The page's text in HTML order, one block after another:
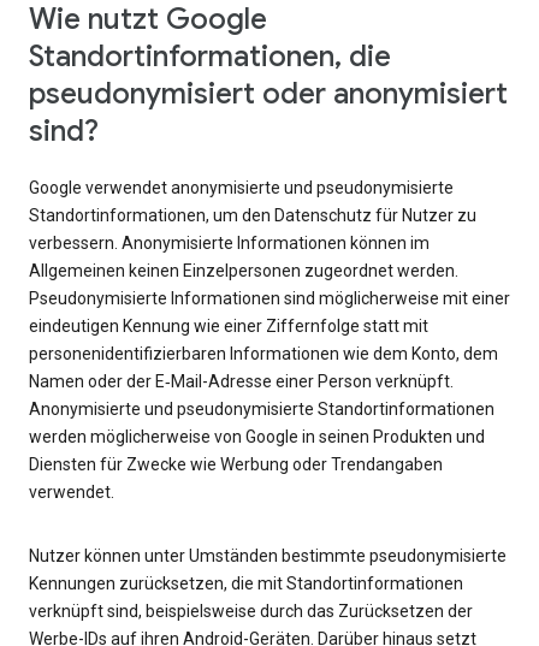
Wie nutzt Google
Standortinformationen, die
pseudonymisiert oder anonymisiert
sind?
Google verwendet anonymisierte und pseudonymisierte
Standortinformationen, um den Datenschutz für Nutzer zu
verbessern. Anonymisierte Informationen können im
Allgemeinen keinen Einzelpersonen zugeordnet werden.
Pseudonymisierte Informationen sind möglicherweise mit einer
eindeutigen Kennung wie einer Ziffernfolge statt mit
personenidentifizierbaren Informationen wie dem Konto, dem
Namen oder der E‑Mail-Adresse einer Person verknüpft.
Anonymisierte und pseudonymisierte Standortinformationen
werden möglicherweise von Google in seinen Produkten und
Diensten für Zwecke wie Werbung oder Trendangaben
verwendet.
Nutzer können unter Umständen bestimmte pseudonymisierte
Kennungen zurücksetzen, die mit Standortinformationen
verknüpft sind, beispielsweise durch das Zurücksetzen der
Werbe-IDs auf ihren Android-Geräten. Darüber hinaus setzt